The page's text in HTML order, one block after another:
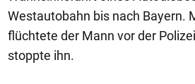
Westautobahn bis nach Bayern.
flüchtete der Mann vor der
stoppte ihn.